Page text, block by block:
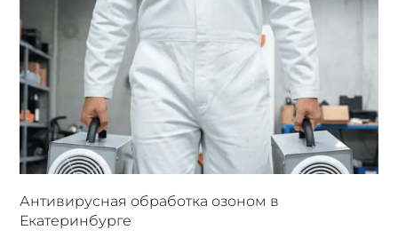
Антивирусная обработка озоном в
Екатеринбурге